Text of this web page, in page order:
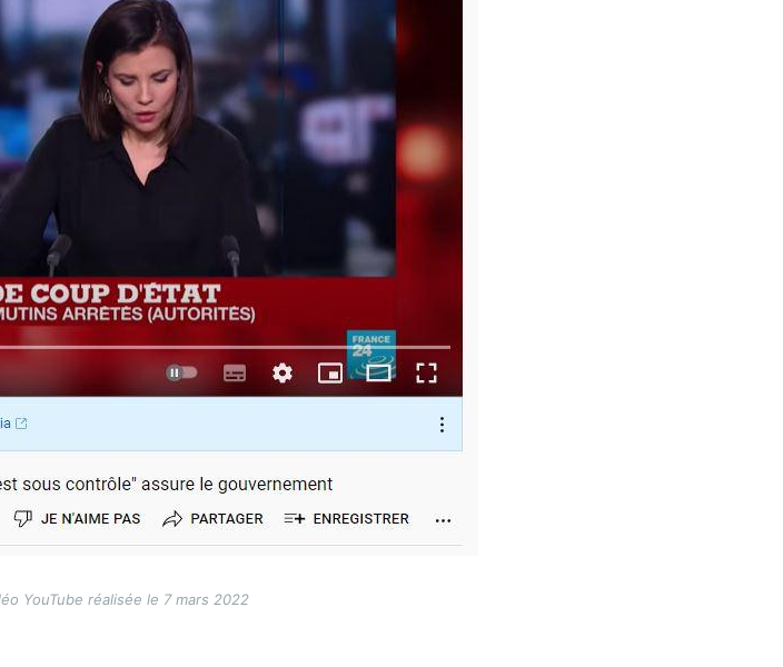
YouTube réalisée le 7 mars 2022